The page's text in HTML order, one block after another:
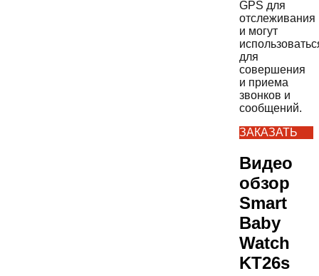
GPS для
отслеживания
и могут
для
совершения
и приема
звонков и
сообщений.
ЗАКАЗАТЬ
Видео
обзор
Smart
Baby
Watch
KT26s